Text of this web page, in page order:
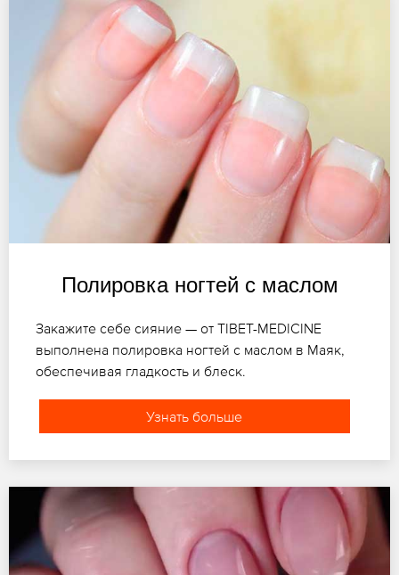
Полировка ногтей с маслом
Закажите себе сияние — от TIBET-MEDICINE
выполнена полировка ногтей с маслом в Маяк,
обеспечивая гладкость и блеск.
Узнать больше